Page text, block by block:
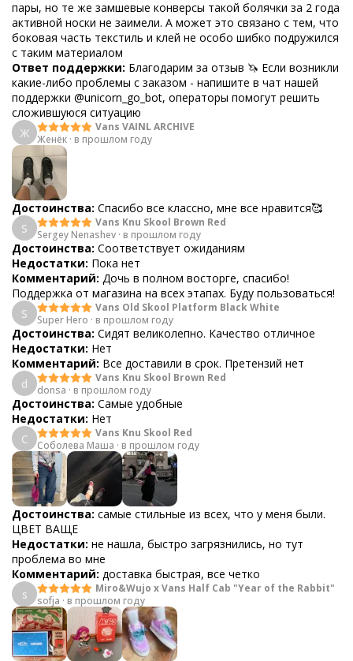
пары, но те же замшевые конверсы такой болячки за 2 года
активной носки не заимели. А может это связано с тем, что
боковая часть текстиль и клей не особо шибко подружился
с таким материалом
Ответ поддержки: Благодарим за отзыв 🦄 Если возникли
какие-либо проблемы с заказом - напишите в чат нашей
поддержки @unicorn_go_bot, операторы помогут решить
сложившуюся ситуацию
Ж
Vans VAINL ARCHIVE
Женёк · в прошлом году
Достоинства: Спасибо все классно, мне все нравится🥰
S
Vans Knu Skool Brown Red
Sergey Nenashev · в прошлом году
Достоинства: Соответствует ожиданиям
Недостатки: Пока нет
Комментарий: Дочь в полном восторге, спасибо!
Поддержка от магазина на всех этапах. Буду пользоваться!
S
Vans Old Skool Platform Black White
Super Hero · в прошлом году
Достоинства: Сидят великолепно. Качество отличное
Недостатки: Нет
Комментарий: Все доставили в срок. Претензий нет
d
Vans Knu Skool Brown Red
donsa · в прошлом году
Достоинства: Самые удобные
Недостатки: Нет
С
Vans Knu Skool Red
Соболева Маша · в прошлом году
Достоинства: самые стильные из всех, что у меня были.
ЦВЕТ ВАЩЕ
Недостатки: не нашла, быстро загрязнились, но тут
проблема во мне
Комментарий: доставка быстрая, все четко
s
Miro&Wujo x Vans Half Cab "Year of the Rabbit"
sofja · в прошлом году